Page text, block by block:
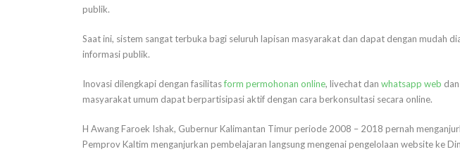
publik.
Saat ini, sistem sangat terbuka bagi seluruh lapisan masyarakat dan dapat dengan mudah
informasi publik.
Inovasi dilengkapi dengan fasilitasform permohonan online, livechat dan whatsapp web dan
masyarakat umum dapat berpartisipasi aktif dengan cara berkonsultasi secara online.
H Awang Faroek Ishak, Gubernur Kalimantan Timur periode 2008 – 2018 pernah
Pemprov Kaltim menganjurkan pembelajaran langsung mengenai pengelolaan website ke